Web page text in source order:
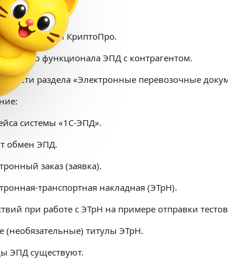
версии КриптоПро.
функционала ЭПД с контрагентом.
раздела «Электронные перевозочные
системы «1С-ЭПД».
обмен ЭПД.
заказ (заявка).
транспортная накладная (ЭТрН).
при работе с ЭТрН на примере отправки
титулы ЭТрН.
ЭПД существуют.